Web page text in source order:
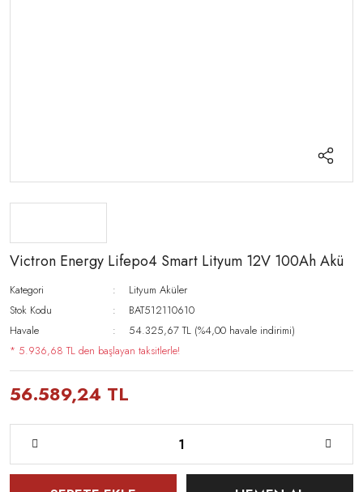
Victron Energy Lifepo4 Smart Lityum 12V 100Ah Akü
Kategori
Lityum Aküler
Stok Kodu
BAT512110610
Havale
54.325,67 TL (%4,00 havale indirimi)
* 5.936,68 TL den başlayan taksitlerle!
56.589,24 TL